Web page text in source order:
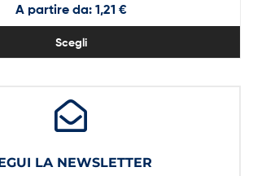
A partire da: 1,21 €
Scegli
LA NEWSLETTER